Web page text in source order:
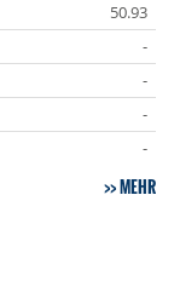
50.93
-
-
-
-
MEHR